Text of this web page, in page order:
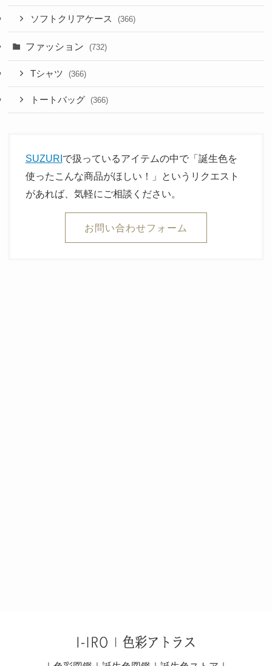
ソフトクリアケース (366)
ファッション (732)
Tシャツ (366)
トートバッグ (366)
SUZURIで扱っているアイテムの中で「誕生色を
使ったこんな商品がほしい！」というリクエスト
があれば、気軽にご相談ください。
お問い合わせフォーム